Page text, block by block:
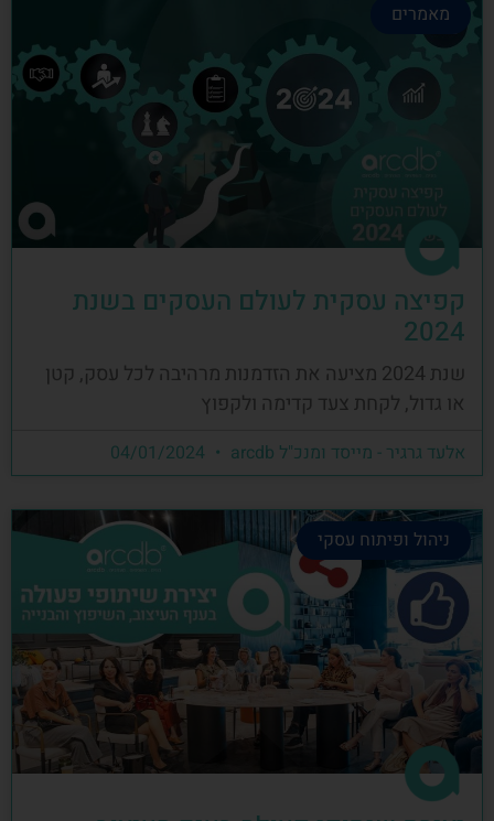
מאמרים
קפיצה עסקית לעולם העסקים בשנת
2024
שנת 2024 מציעה את הזדמנות מרהיבה לכל עסק, קטן
או גדול, לקחת צעד קדימה ולקפוץ
אלעד גרגיר - מייסד ומנכ"ל arcdb
ניהול ופיתוח עסקי